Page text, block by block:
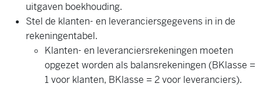
uitgaven boekhouding.
Stel de klanten- en leveranciersgegevens in in de
rekeningentabel.
Klanten- en leveranciersrekeningen moeten
opgezet worden als balansrekeningen (BKlasse =
1 voor klanten, BKlasse = 2 voor leveranciers).